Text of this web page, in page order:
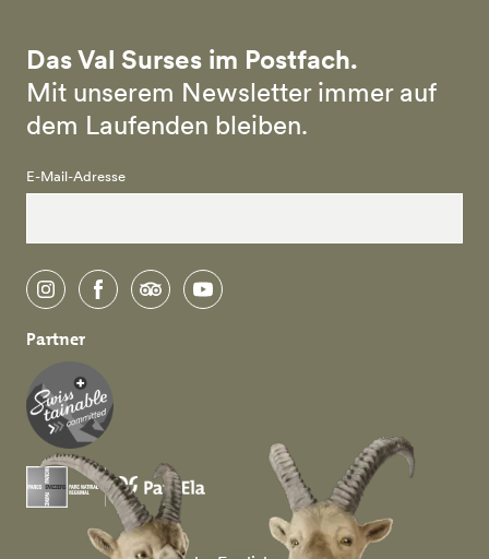
Das Val Surses im Postfach.
Mit unserem Newsletter immer auf
dem Laufenden bleiben.
E-Mail-Adresse
instagramfacebooktripadvisoryoutube
Partner